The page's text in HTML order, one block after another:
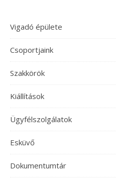
Vigadó épülete
Csoportjaink
Szakkörök
Kiállítások
Ügyfélszolgálatok
Esküvő
Dokumentumtár